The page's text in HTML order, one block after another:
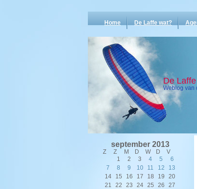
Home De Laffe wat?
De
Weblog van
september 2013
Z Z M D W D
V
1
2 3 4 5
6
7
8 9 10 11 12
13
14
15 16 17 18 19
20
21
22 23 24 25 26
27